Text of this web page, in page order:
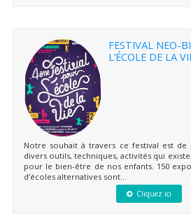
FESTIVAL NEO-
L’ÉCOLE DE LA
Notre souhait à travers ce festival est
divers outils, techniques, activités qui
pour le bien-être de nos enfants. 150
d’écoles alternatives sont...
Cliquez ici